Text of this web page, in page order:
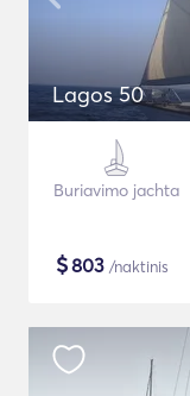
Lagos 50
Buriavimo jachta
$803 /naktinis